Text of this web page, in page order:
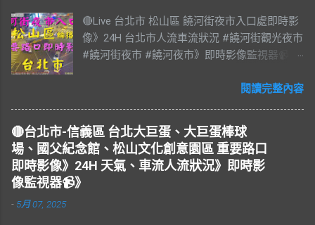
🔴Live 台北市 松山區 饒河街夜市入口處即時影
像》24H 台北市人流車流狀況 #饒河街觀光夜市
#饒河街夜市 #饒河夜市》即時影像監視器📹》
直播 #即時路況 #即時影像監視器 #饒河夜市即
市 #臺北市 #台北市 #松山車站 #觀光夜市 #松
山區 #松山慈祐宮 #台灣夜市 #夜市 #台北市即
時影像 #JAZZ #JAZZY #爵士樂 #Blues #藍調
#R&B & #Soul #節奏藍調 #靈魂樂 #music #音
閱讀完整內容
🔴台北市-信義區 台北大巨蛋、大巨蛋棒球
場、國父紀念館、松山文化創意園區 重要路口
即時影像》24H 天氣、車流人流狀況》即時影
像監視器📹》
- 5月 07, 2025